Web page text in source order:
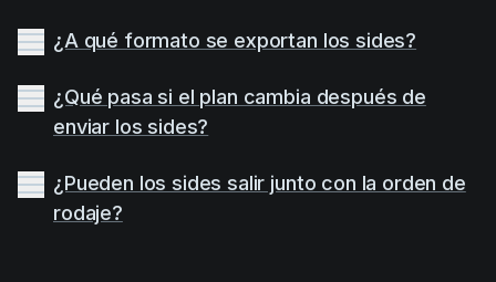
¿A qué formato se exportan los sides?
¿Qué pasa si el plan cambia después de
enviar los sides?
¿Pueden los sides salir junto con la orden de
rodaje?